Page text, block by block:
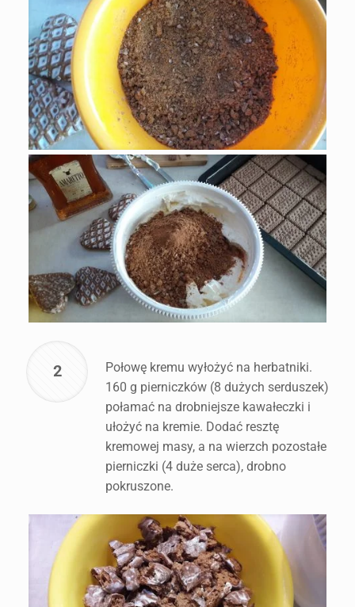
2
Połowę kremu wyłożyć na herbatniki.
160 g pierniczków (8 dużych serduszek)
połamać na drobniejsze kawałeczki i
ułożyć na kremie. Dodać resztę
kremowej masy, a na wierzch pozostałe
pierniczki (4 duże serca), drobno
pokruszone.